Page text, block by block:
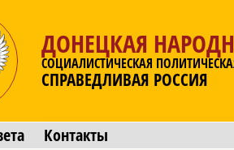
ДОНЕЦКАЯ
СОЦИАЛИСТИЧЕСКАЯ
СПРАВЕДЛИВАЯ РОССИЯ
Контакты